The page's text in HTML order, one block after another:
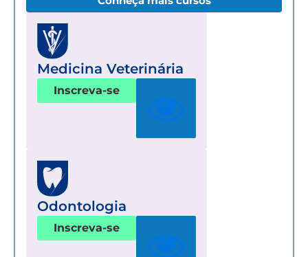
Medicina Veterinária
Inscreva-se
Odontologia
Inscreva-se